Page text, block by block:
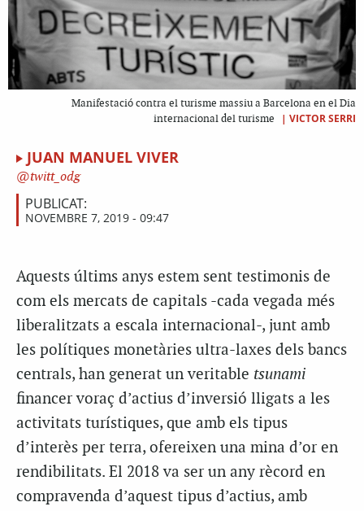
Manifestació contra el turisme massiu a Barcelona en el Dia
internacional del turisme
| VICTOR SERRI
JUAN MANUEL VIVER
twitt_odg
PUBLICAT:
NOVEMBRE 7, 2019 - 09:47
Aquests últims anys estem sent testimonis de
com els mercats de capitals -cada vegada més
liberalitzats a escala internacional-, junt amb
les polítiques monetàries ultra-laxes dels bancs
centrals, han generat un veritable tsunami
financer voraç d’actius d’inversió lligats a les
activitats turístiques, que amb els tipus
d’interès per terra, ofereixen una mina d’or en
rendibilitats. El 2018 va ser un any rècord en
compravenda d’aquest tipus d’actius, amb